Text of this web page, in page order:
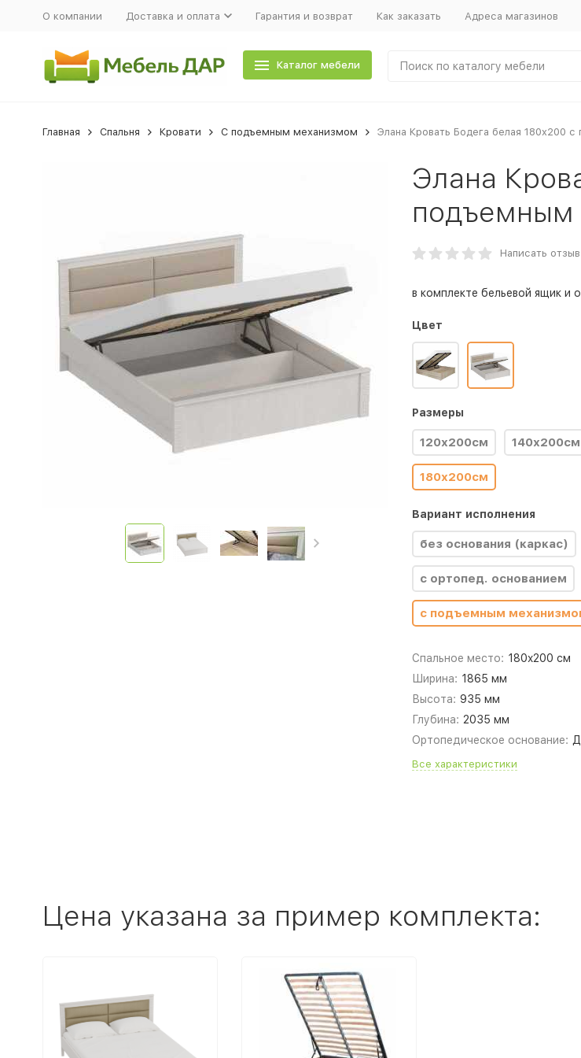
О компании Доставка и оплата Гарантия и возврат Как заказать Адреса магазинов
Каталог мебели
Главная Спальня Кровати С подъемным механизмом Элана Кровать Бодега белая 180x200
Элана
Написать отзыв
в комплекте бельевой ящик и
Цвет
Размеры
120х200см 140х200см
180х200см
Вариант исполнения
без основания (каркас)
с ортопед. основанием
с подъемным
Спальное место: 180x200 см
Ширина: 1865 мм
Высота: 935 мм
Глубина: 2035 мм
Ортопедическое основание:
Все характеристики
Цена указана за пример комплекта: